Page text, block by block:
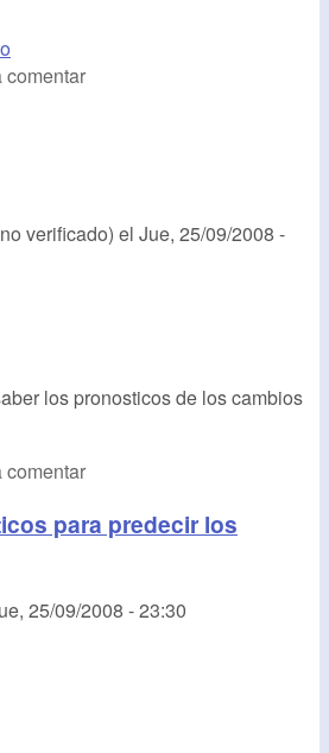
comentar
verificado) el Jue, 25/09/2008 -
los pronosticos de los cambios
comentar
para predecir los
25/09/2008 - 23:30